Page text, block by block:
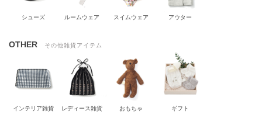
シューズ ルームウェア スイムウェア アウター
OTHER その他雑貨アイテム
インテリア雑貨 レディース雑貨 おもちゃ ギフト